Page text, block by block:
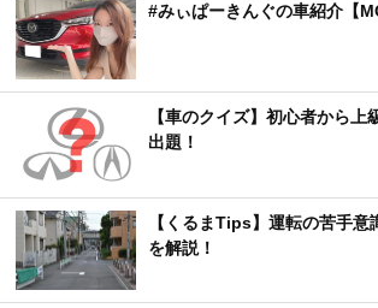
#みぃぱーきんぐの車紹介【
【車のクイズ】初心者から上
出題！
【くるまTips】運転の苦手意
を解説！